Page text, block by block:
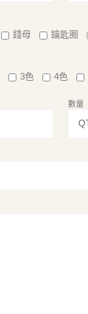
錢母 鑰匙圈
3色 4色
數量